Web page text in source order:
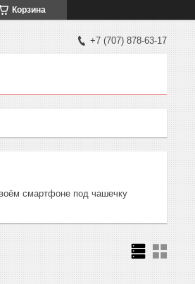
Корзина
+7 (707) 878-63-17
смартфоне под чашечку